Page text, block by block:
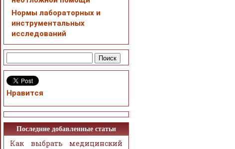
Нормы лабораторных и
инструментальных
исследований
Нравится
Последние добавленные статьи
Как выбрать медицинский